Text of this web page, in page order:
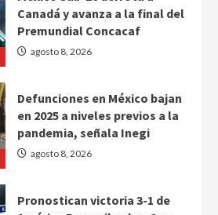
Canadá y avanza a la final del
Premundial Concacaf
agosto 8, 2026
Defunciones en México bajan
en 2025 a niveles previos a la
pandemia, señala Inegi
agosto 8, 2026
Pronostican victoria 3-1 de